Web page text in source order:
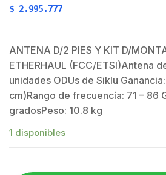
$ 2.995.777
ANTENA D/2 PIES Y KIT D/
ETHERHAUL (FCC/ETSI)Antena
unidades ODUs de Siklu
cm)Rango de frecuencía: 71 – 86
gradosPeso: 10.8 kg
1 disponibles